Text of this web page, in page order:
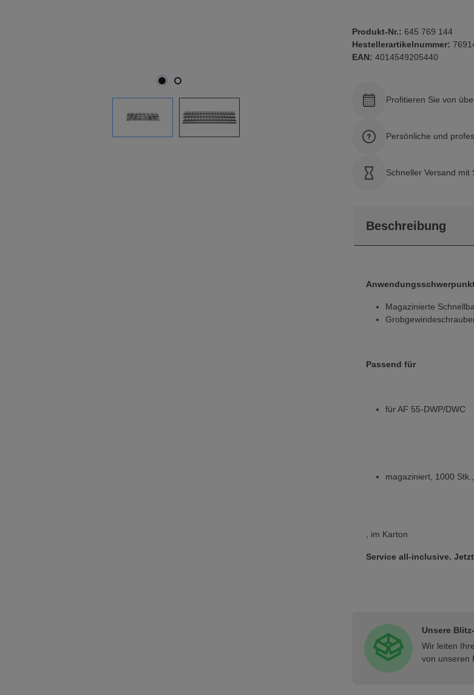
Produkt-Nr.: 645 769 144
Hestellerartikelnummer:
EAN: 4014549205440
Profitieren Sie von
Persönliche und
Schneller Versand mit
Beschreibung
Magazinierte
Passend für
für AF 55-DWP/DWC
magaziniert, 1000
, im Karton
Service all-inclusive.
Unsere
Wir leiten
von unseren